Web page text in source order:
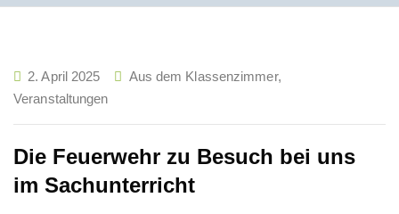
2. April 2025 Aus dem Klassenzimmer,
Veranstaltungen
Die Feuerwehr zu Besuch bei uns
im Sachunterricht